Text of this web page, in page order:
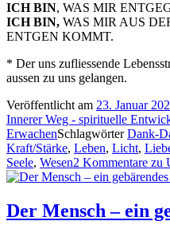
ICH BIN, WAS MIR
ICH BIN, WAS MIR AUS
ENTGEN KOMMT.
* Der uns zufliessende
aussen zu uns gelangen.
Veröffentlicht am 23. Januar
Innerer Weg - spirituelle
ErwachenSchlagwörterDank-
Kraft/Stärke, Leben, Licht,
Seele, Wesen2 Kommentare zu
Der Mensch – ein